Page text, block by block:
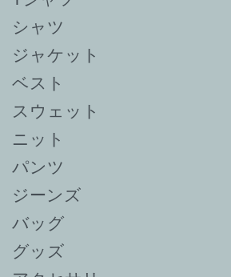
シャツ
ジャケット
ベスト
スウェット
ニット
パンツ
ジーンズ
バッグ
グッズ